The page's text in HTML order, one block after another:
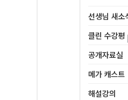
선생님 새소
클린 수강평
공개자료실
메가 캐스트
해설강의